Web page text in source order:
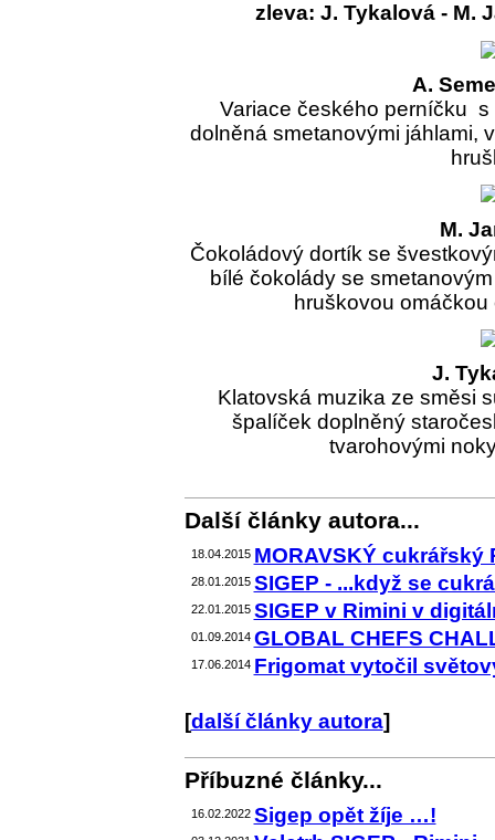
zleva: J. Tykalová - M.
A.
Variace českého perníčku
dolněná smetanovými jáhlami,
M.
Čokoládový dortík se
bílé čokolády se
hruškovou
J.
Klatovská muzika ze směsi
špalíček doplněný
tvarohovými
Další články autora...
18.04.2015 MORAVSKÝ cukrářský
28.01.2015 SIGEP - ...když se
22.01.2015 SIGEP v Rimini v
01.09.2014 GLOBAL CHEFS
17.06.2014 Frigomat vytočil
[další články autora]
Příbuzné články...
16.02.2022 Sigep opět žíje …!